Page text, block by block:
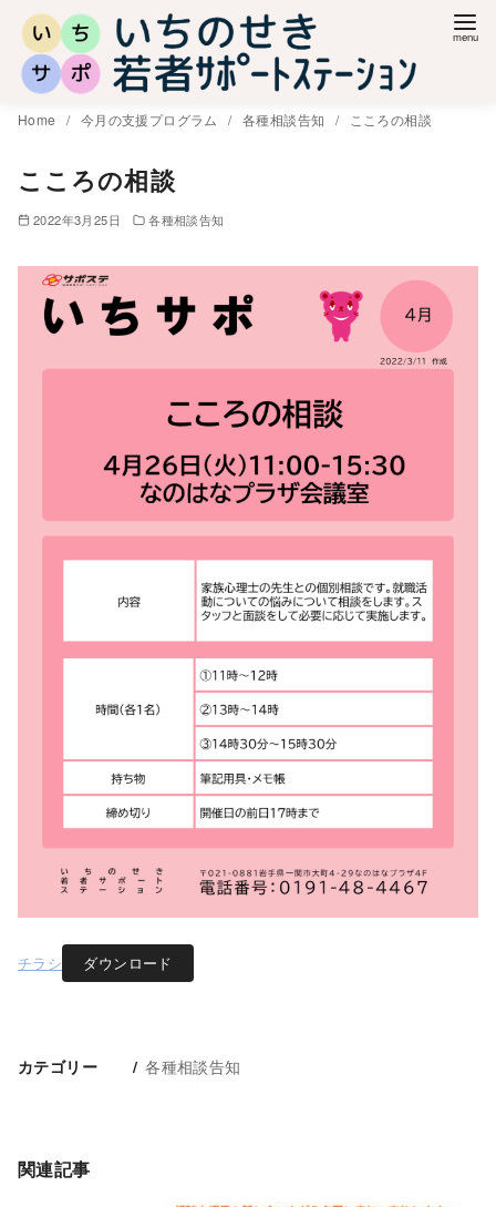
Home 今月の支援プログラム 各種相談告知 こころの相談
こころの相談
2022年3月25日 各種相談告知
チラシ ダウンロード
カテゴリー 各種相談告知
関連記事